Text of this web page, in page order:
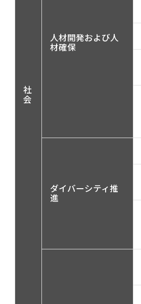
社
会
人材開発および人
材確保
ダイバーシティ推
進